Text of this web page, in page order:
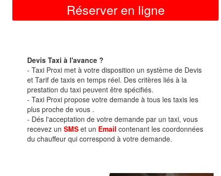
Réserver en ligne
Devis Taxi à l'avance ?
- Taxi Proxi met à votre disposition un système de Devis
et Tarif de taxis en temps réel. Des critères liés à la
prestation du taxi peuvent être spécifiés.
- Taxi Proxi propose votre demande à tous les taxis les
plus proche de vous .
- Dés l'acceptation de votre demande par un taxi, vous
recevez un SMS et un Email contenant les coordonnées
du chauffeur qui correspond à votre demande.